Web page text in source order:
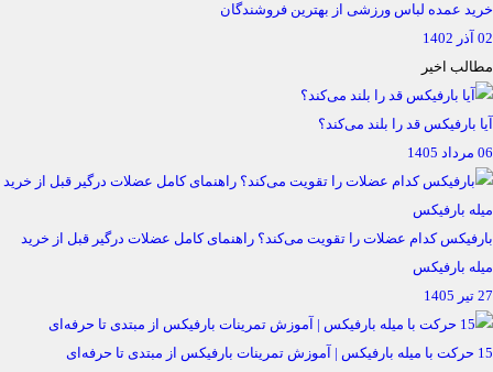
خرید عمده لباس ورزشی از بهترین فروشندگان
02 آذر 1402
مطالب اخیر
آیا بارفیکس قد را بلند می‌کند؟
06 مرداد 1405
بارفیکس کدام عضلات را تقویت می‌کند؟ راهنمای کامل عضلات درگیر قبل از خرید
میله بارفیکس
27 تیر 1405
15 حرکت با میله بارفیکس | آموزش تمرینات بارفیکس از مبتدی تا حرفه‌ای